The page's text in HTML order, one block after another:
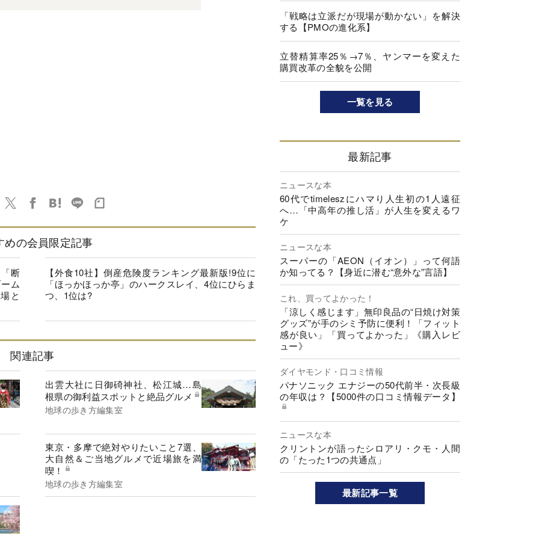
めの会員限定記事
断
ム
と
【外食10社】倒産危険度ランキング最新版!9位に
「ほっかほっか亭」のハークスレイ、4位にひらま
つ、1位は?
関連記事
出雲大社に日御碕神社、松江城…島
根県の御利益スポットと絶品グルメ
地球の歩き方編集室
東京・多摩で絶対やりたいこと7選、
大自然＆ご当地グルメで近場旅を満
喫！
地球の歩き方編集室
「戦略は立派だが現場が動かない」を解決
する【PMOの進化系】
立替精算率25％→7％、ヤンマーを変えた
購買改革の全貌を公開
一覧を見る
最新記事
ニュースな本
60代でtimeleszにハマり人生初の1人遠征
へ…「中高年の推し活」が人生を変えるワ
ケ
ニュースな本
スーパーの「AEON（イオン）」って何語
か知ってる？【身近に潜む“意外な”言語】
これ、買ってよかった！
「涼しく感じます」無印良品の“日焼け対策
グッズ”が手のシミ予防に便利！「フィット
感が良い」「買ってよかった」《購入レビ
ュー》
ダイヤモンド・口コミ情報
パナソニック エナジーの50代前半・次長級
の年収は？【5000件の口コミ情報データ】
ニュースな本
クリントンが語ったシロアリ・クモ・人間
の「たった1つの共通点」
最新記事一覧